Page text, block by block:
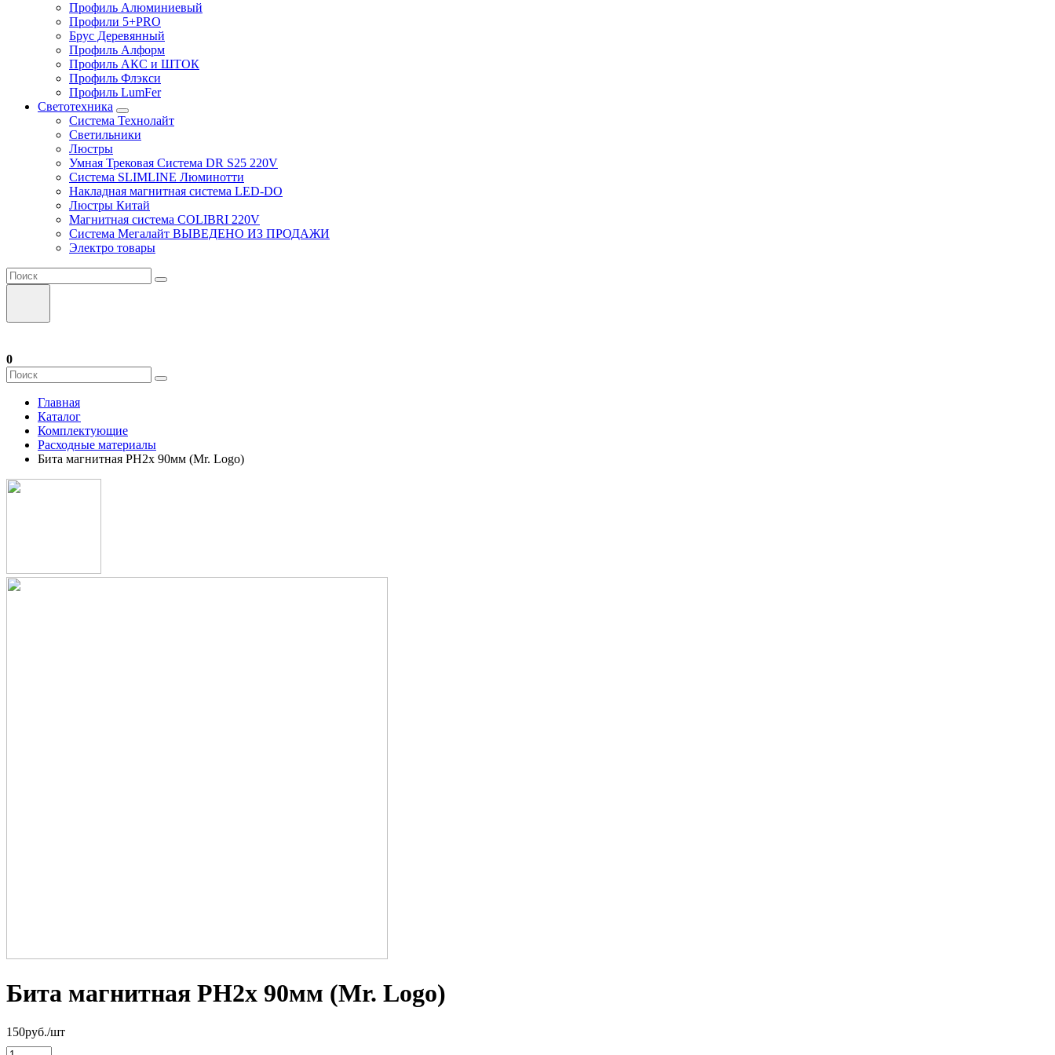
Профиль Алюминиевый
Профили 5+PRO
Брус Деревянный
Профиль Алформ
Профиль АКС и ШТОК
Профиль Флэкси
Профиль LumFer
Светотехника
Система Технолайт
Светильники
Люстры
Умная Трековая Система DR S25 220V
Система SLIMLINE Люминотти
Накладная магнитная система LED-DO
Люстры Китай
Магнитная система COLIBRI 220V
Система Мегалайт ВЫВЕДЕНО ИЗ ПРОДАЖИ
Электро товары
0
Главная
Каталог
Комплектующие
Расходные материалы
Бита магнитная PH2х 90мм (Mr. Logo)
Бита магнитная PH2х 90мм (Mr. Logo)
150руб./шт